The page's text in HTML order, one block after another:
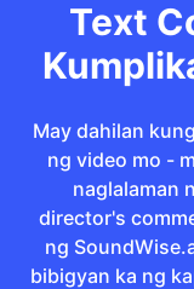
Text
May dahilan
ng video mo -
naglalaman
director's
ng
bibigyan ka ng